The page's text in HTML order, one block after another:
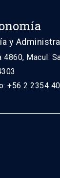
y
4860, Macul.
+56 2 2354